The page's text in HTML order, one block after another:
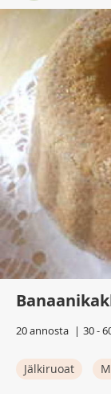
20 annosta 30 -
Jälkiruoat